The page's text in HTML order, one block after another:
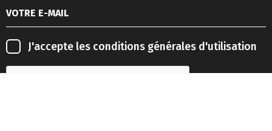
J'accepte les conditions générales d'utilisation